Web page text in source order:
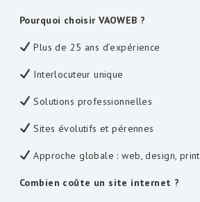
Pourquoi choisir VAOWEB ?
Plus de 25 ans d’expérience
Interlocuteur unique
Solutions professionnelles
Sites évolutifs et pérennes
Approche globale : web, design, print
Combien coûte un site internet ?